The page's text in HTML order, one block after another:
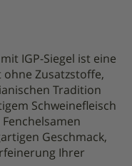
mit IGP-Siegel ist eine
Zusatzstoffe,
Tradition
Schweinefleisch
Geschmack,
Ihrer